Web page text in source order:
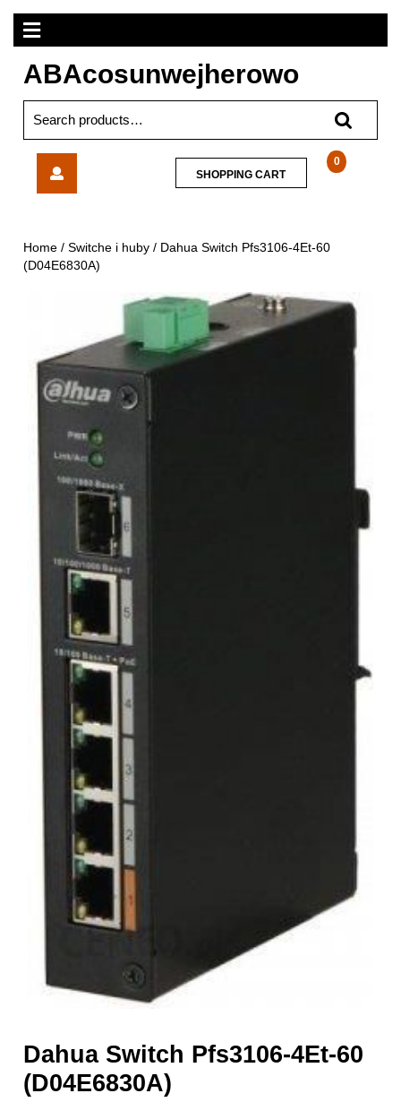
Skip
content
Open
Menu
ABAcosunwejherowo
for:
60
(D04E6830A)
0
SHOPPING CARTSHOPPING
CART
Home /Switche i huby / Dahua Switch Pfs3106-4Et-60
(D04E6830A)
Dahua Switch Pfs3106-4Et-60
(D04E6830A)